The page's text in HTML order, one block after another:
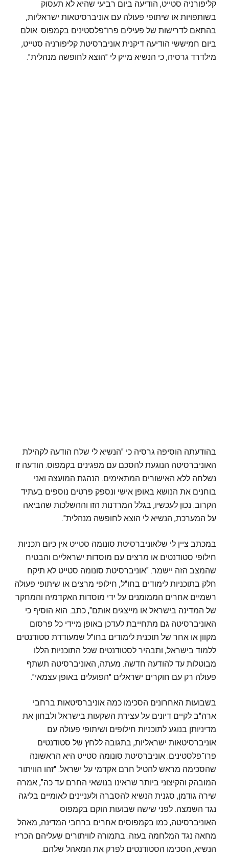
קליפורניה סטייט, הודיעה ביום רביעי שהיא לא תעסוק
בשותפויות או שיתופי פעולה עם אוניברסיטאות ישראליות,
בהתאם לדרישות של פעילים פרו־פלסטינים בקמפוס. אולם
ביום חמיששי הודיעה דיקנית אוניברסיטת קליפורניה סטייט,
מילדרד גרסיה, כי הנשיא מייק לי "הוצא לחופשה מנהלית".
בהודעתה הוסיפה גרסיה כי "הנשיא לי שלח הודעה לקהילת
האוניברסיטה הנוגעת להסכם עם מפגינים בקמפוס. הודעה זו
נשלחה ללא האישורים המתאימים. הנהגת המועצה ואני
בוחנים את הנושא באופן אישי ונספק פרטים נוספים בעתיד
הקרוב. נכון לעכשיו, בגלל המרדנות הזו וההשלכות שהביאה
על המערכת, הנשיא לי הוצא לחופשה מנהלית".
במכתב ציין לי שלאוניברסיטת סונומה סטייט אין כיום תכניות
חילופי סטודנטים או מרצים עם מוסדות ישראליים והבטיח
שהמצב הזה יישמר. "אוניברסיטת סונומה סטייט לא תיקח
חלק בתוכניות לימודים בחו"ל, חילופי מרצים או שיתופי פעולה
רשמיים אחרים הממומנים על ידי מוסדות האקדמיה והמחקר
של המדינה בישראל או מייצגים אותם", כתב. הוא הוסיף כי
האוניברסיטה גם מתחייבת לעדכן באופן מיידי כל פרסום
מקוון או אחר של תוכנית לימודים בחו"ל שמעודדת סטודנטים
ללמוד בישראל, ותבהיר לסטודנטים שכל התוכניות הללו
מבוטלות עד להודעה חדשה. מעתה, האוניברסיטה תשתף
פעולה רק עם חוקרים ישראלים "הפועלים באופן עצמאי".
בשבועות האחרונים הסכימו כמה אוניברסיטאות ברחבי
ארה"ב לקיים דיונים על עצירת השקעות בישראל ולבחון את
מדיניותן בנוגע לתוכניות חילופים ושיתופי פעולה עם
אוניברסיטאות ישראליות, בתגובה ללחץ של סטודנטים
פרו־פלסטינים. אוניברסיטת סונומה סטייט היא הראשונה
שהסכימה מראש להטיל חרם אקדמי על ישראל. "זהו הוויתור
המובהק והקיצוני ביותר שראינו בנושאי החרם עד כה", אמרה
שירה גודמן, סגנית הנשיא להסברה ולעניינים לאומיים בליגה
נגד השמצה. לפני שישה שבועות הוקם בקמפוס
האוניברסיטה, כמו בקמפוסים אחרים ברחבי המדינה, מאהל
מחאה נגד המלחמה בעזה. בתמורה לוויתורים שעליהם הכריז
הנשיא, הסכימו הסטודנטים לפרק את המאהל שלהם.